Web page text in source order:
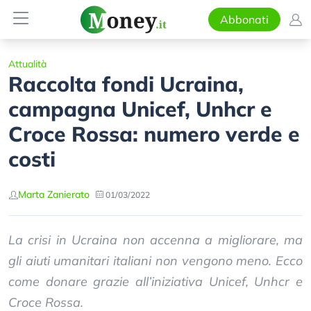
Abbonati
Attualità
Raccolta fondi Ucraina,
campagna Unicef, Unhcr e
Croce Rossa: numero verde e
costi
Marta Zanierato 01/03/2022
La crisi in Ucraina non accenna a migliorare, ma
gli aiuti umanitari italiani non vengono meno. Ecco
come donare grazie all’iniziativa Unicef, Unhcr e
Croce Rossa.